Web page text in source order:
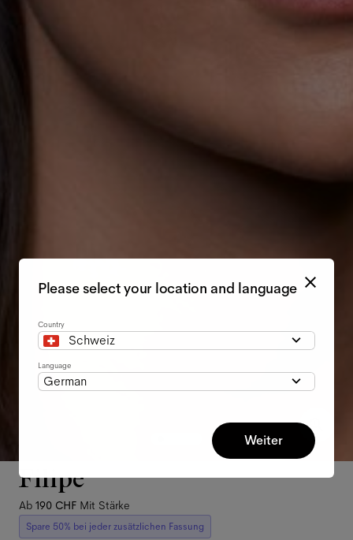
Filipe
Ab 190 CHF Mit Stärke
Spare 50% bei jeder zusätzlichen Fassung
Please select your location and language
Country
Schweiz
Language
German
Weiter